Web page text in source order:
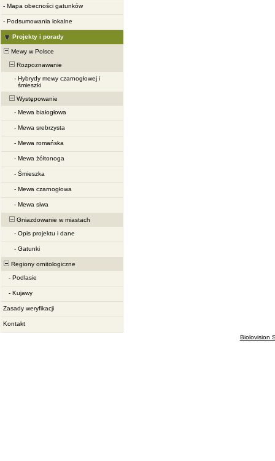
- Mapa obecności gatunków
- Podsumowania lokalne
Projekty i porady
Mewy w Polsce
Rozpoznawanie
- Hybrydy mewy czarnogłowej i
śmieszki
Występowanie
- Mewa białogłowa
- Mewa srebrzysta
- Mewa romańska
- Mewa żółtonoga
- Śmieszka
- Mewa czarnogłowa
- Mewa siwa
Gniazdowanie w miastach
- Opis projektu i dane
- Gatunki
Regiony ornitologiczne
- Podlasie
- Kujawy
Zasady weryfikacji
Kontakt
Biolovision